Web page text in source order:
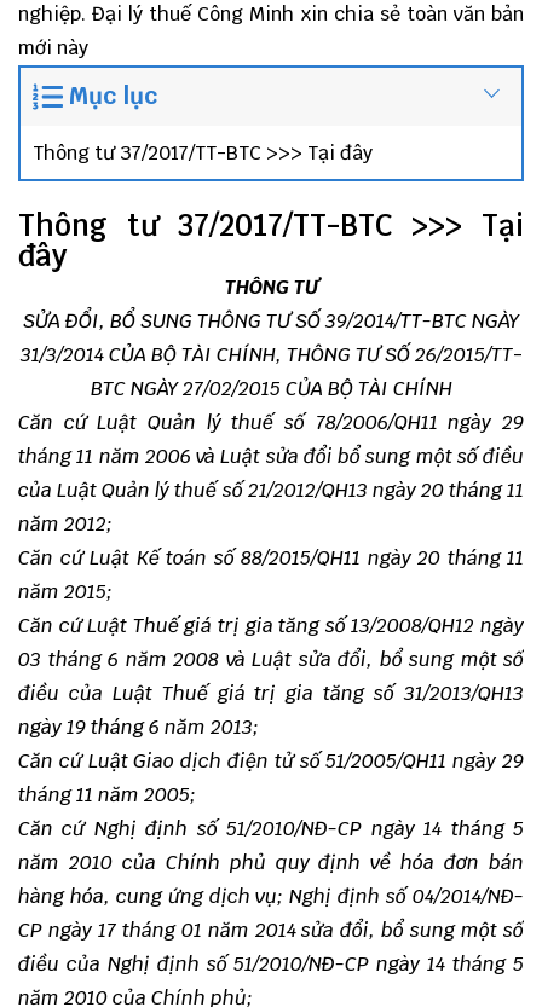
nghiệp.Đại lý thuế Công Minh xin chia sẻ toàn văn bản
mới này
Mục lục
Thông tư 37/2017/TT-BTC >>> Tại đây
Thông tư 37/2017/TT-BTC >>> Tại
đây
THÔNG TƯ
SỬA ĐỔI, BỔ SUNG THÔNG TƯ SỐ 39/2014/TT-BTC NGÀY
31/3/2014 CỦA BỘ TÀI CHÍNH, THÔNG TƯ SỐ 26/2015/TT-
BTC NGÀY 27/02/2015 CỦA BỘ TÀI CHÍNH
Căn cứ Luật Quản lý thuế số 78/2006/QH11 ngày 29
tháng 11 năm 2006 và Luật sửa đổi bổ sung một số điều
của Luật Quản lý thuế số 21/2012/QH13 ngày 20 tháng 11
năm 2012;
Căn cứ Luật Kế toán số 88/2015/QH11 ngày 20 tháng 11
năm 2015;
Căn cứ Luật Thuế giá trị gia tăng số 13/2008/QH12 ngày
03 tháng 6 năm 2008 và Luật sửa đổi, bổ sung một số
điều của Luật Thuế giá trị gia tăng số 31/2013/QH13
ngày 19 tháng 6 năm 2013;
Căn cứ Luật Giao dịch điện tử số 51/2005/QH11 ngày 29
tháng 11 năm 2005;
Căn cứ Nghị định số 51/2010/NĐ-CP ngày 14 tháng 5
năm 2010 của Chính phủ quy định về hóa đơn bán
hàng hóa, cung ứng dịch vụ; Nghị định số 04/2014/NĐ-
CP ngày 17 tháng 01 năm 2014 sửa đổi, bổ sung một số
điều của Nghị định số 51/2010/NĐ-CP ngày 14 tháng 5
năm 2010 của Chính phủ;